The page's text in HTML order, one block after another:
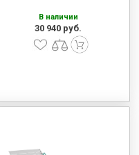
В наличии
30 940 руб.